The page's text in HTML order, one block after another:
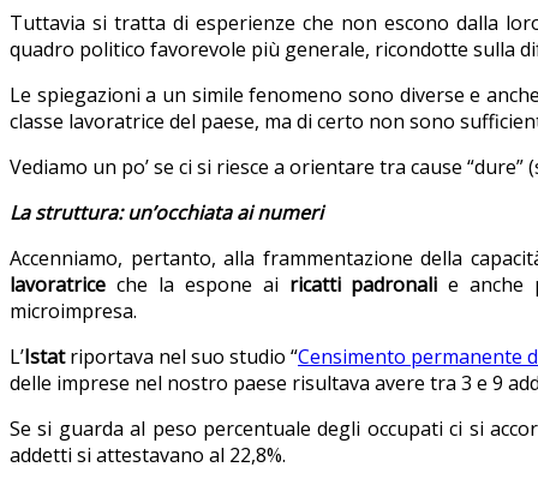
Tuttavia si tratta di esperienze che non escono dalla
quadro politico favorevole più generale, ricondotte sulla
Le spiegazioni a un simile fenomeno sono diverse e
classe lavoratrice del paese, ma di certo non sono
Vediamo un po’ se ci si riesce a orientare tra cause
La struttura: un’occhiata ai numeri
Accenniamo, pertanto, alla frammentazione della
lavoratrice che la espone ai ricatti padronali e anche
microimpresa.
L’Istatriportava nel suo studio “Censimento permanente
delle imprese nel nostro paese risultava avere tra 3 e 9
Se si guarda al peso percentuale degli occupati ci si
addetti si attestavano al 22,8%.